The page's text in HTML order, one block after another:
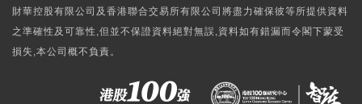
財華控股有限公司及香港聯合交易所有限公司將盡力確保彼等所提供資料
之準確性及可靠性,但並不保證資料絕對無誤,資料如有錯漏而令閣下蒙受
損失,本公司概不負責。